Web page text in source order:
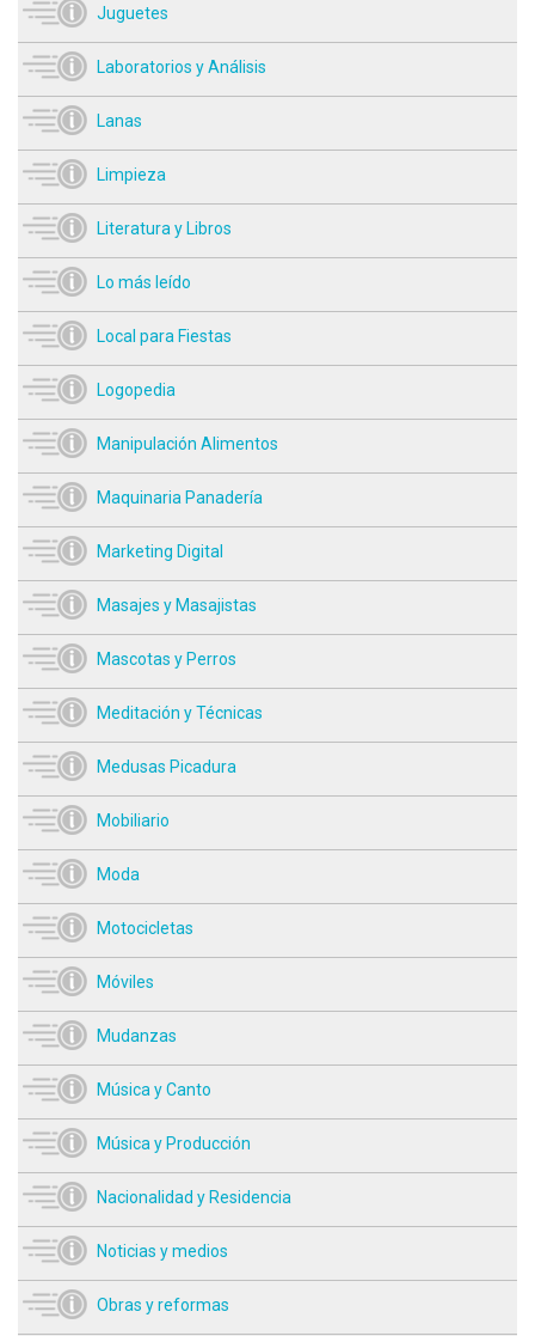
Juguetes
Laboratorios y Análisis
Lanas
Limpieza
Literatura y Libros
Lo más leído
Local para Fiestas
Logopedia
Manipulación Alimentos
Maquinaria Panadería
Marketing Digital
Masajes y Masajistas
Mascotas y Perros
Meditación y Técnicas
Medusas Picadura
Mobiliario
Moda
Motocicletas
Móviles
Mudanzas
Música y Canto
Música y Producción
Nacionalidad y Residencia
Noticias y medios
Obras y reformas